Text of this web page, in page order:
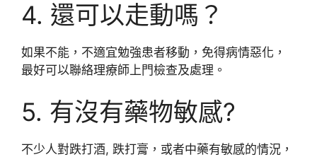
4. 還可以走動嗎？
如果不能，不適宜勉強患者移動，免得病情惡化，
最好可以聯絡理療師上門檢查及處理。
5. 有沒有藥物敏感?
不少人對跌打酒, 跌打膏，或者中藥有敏感的情況，